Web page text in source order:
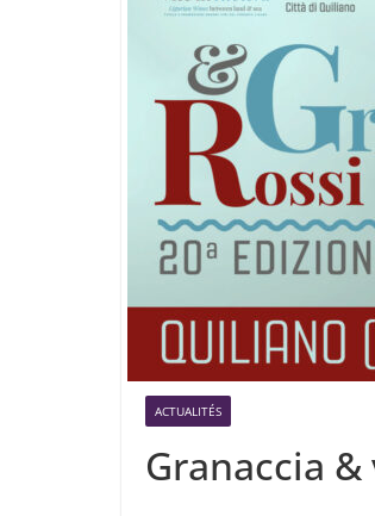
ACTUALITÉS
Granaccia